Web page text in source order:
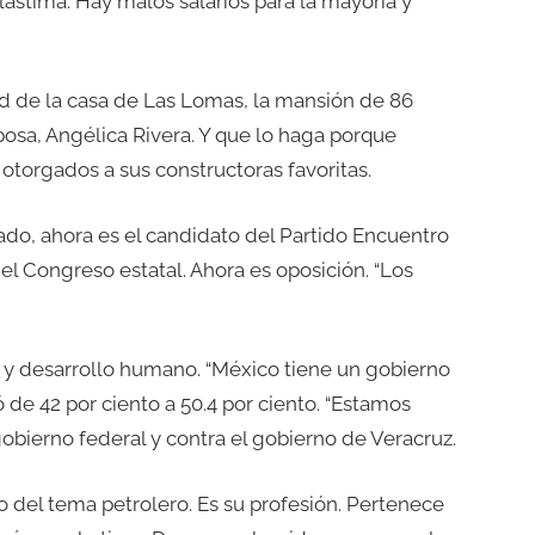
la casa de Las Lomas, la mansión de 86
Angélica Rivera. Y que lo haga porque
a sus constructoras favoritas.
ahora es el candidato del Partido Encuentro
Congreso estatal. Ahora es oposición. “Los
desarrollo humano. “México tiene un gobierno
42 por ciento a 50.4 por ciento. “Estamos
federal y contra el gobierno de Veracruz.
del tema petrolero. Es su profesión. Pertenece